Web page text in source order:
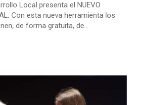
Local presenta el NUEVO
Con esta nueva herramienta los
de forma gratuita, de...